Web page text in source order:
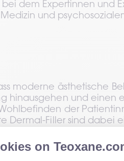
dem Expertinnen und
und
moderne ästhetische
hinausgehen und einen
der
Dermal-Filler sind dabei
Erscheinungsbild
stärkt. Studien
Filler-Behandlungen